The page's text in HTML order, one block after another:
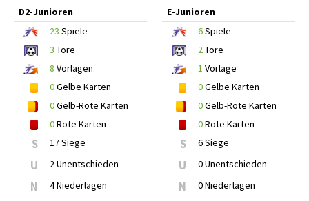
D2-Junioren
23 Spiele
3 Tore
8 Vorlagen
0Gelbe Karten
0Gelb-Rote Karten
0Rote Karten
S 17 Siege
U 2 Unentschieden
N 4 Niederlagen
E-Junioren
6Spiele
2Tore
1 Vorlage
0Gelbe Karten
0Gelb-Rote Karten
0Rote Karten
S 6 Siege
U 0 Unentschieden
N 0 Niederlagen